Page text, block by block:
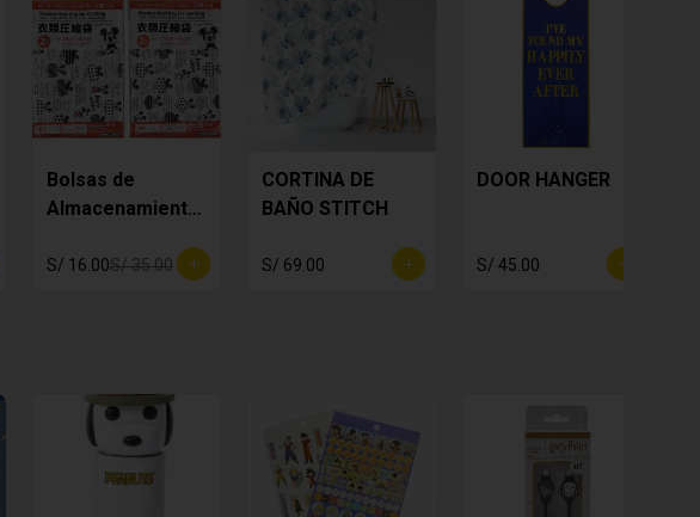
Bolsas de
Almacenamiento
S/ 16.00S/ 35.00
CORTINA DE
BAÑO STITCH
S/ 69.00
DOOR HANGER
S/ 45.00